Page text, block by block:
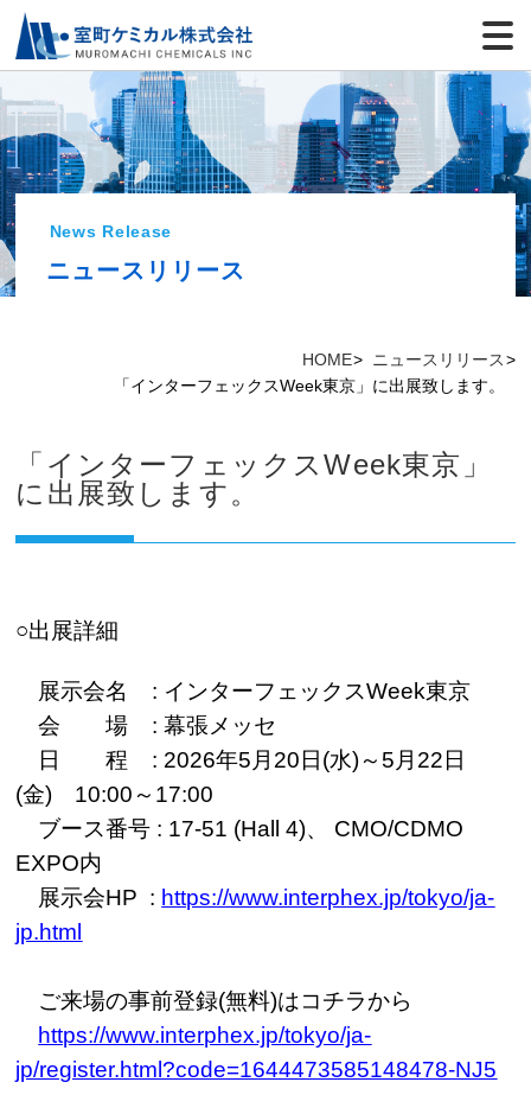
HOME
ニュースリリース
「インターフェックスWeek東京」に出展致します。
News Release
ニュースリリース
「インターフェックスWeek東京」
に出展致します。
○出展詳細
展示会名 : インターフェックスWeek東京
会 場 : 幕張メッセ
日 程 : 2026年5月20日(水)～5月22日
(金) 10:00～17:00
ブース番号 : 17-51 (Hall 4)、 CMO/CDMO
EXPO内
展示会HP : https://www.interphex.jp/tokyo/ja-
jp.html
ご来場の事前登録(無料)はコチラから
https://www.interphex.jp/tokyo/ja-
jp/register.html?code=1644473585148478-NJ5